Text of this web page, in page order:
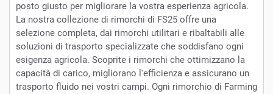
posto giusto per migliorare la vostra esperienza agricola.
La nostra collezione di rimorchi di FS25 offre una
selezione completa, dai rimorchi utilitari e ribaltabili alle
soluzioni di trasporto specializzate che soddisfano ogni
esigenza agricola. Scoprite i rimorchi che ottimizzano la
capacità di carico, migliorano l'efficienza e assicurano un
trasporto fluido nei vostri campi. Ogni rimorchio di Farming